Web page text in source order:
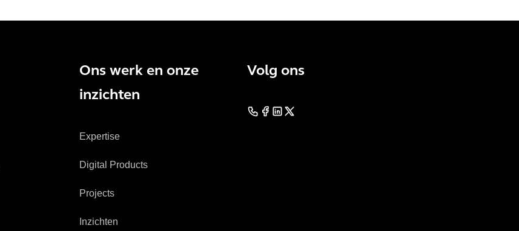
Ons werk en onze
inzichten
Expertise
Digital Products
Projects
Inzichten
Volg ons